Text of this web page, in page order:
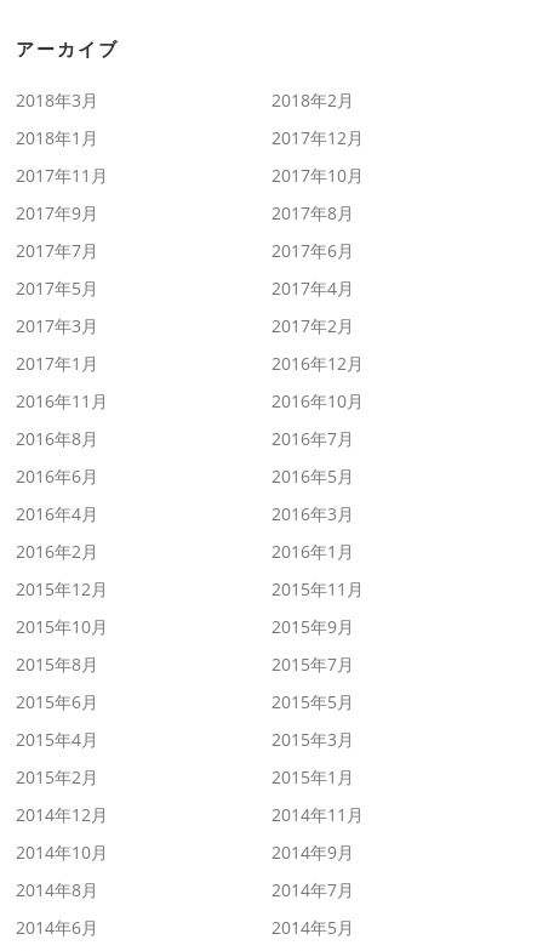
アーカイブ
2018年3月
2018年2月
2018年1月
2017年12月
2017年11月
2017年10月
2017年9月
2017年8月
2017年7月
2017年6月
2017年5月
2017年4月
2017年3月
2017年2月
2017年1月
2016年12月
2016年11月
2016年10月
2016年8月
2016年7月
2016年6月
2016年5月
2016年4月
2016年3月
2016年2月
2016年1月
2015年12月
2015年11月
2015年10月
2015年9月
2015年8月
2015年7月
2015年6月
2015年5月
2015年4月
2015年3月
2015年2月
2015年1月
2014年12月
2014年11月
2014年10月
2014年9月
2014年8月
2014年7月
2014年6月
2014年5月